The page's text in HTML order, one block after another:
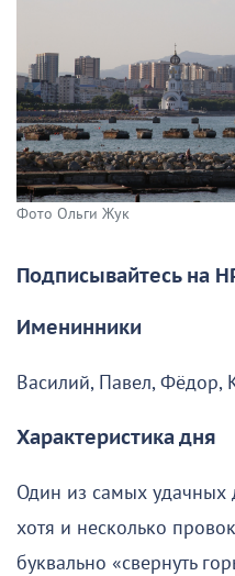
Фото Ольги Жук
Подписывайтесь на
Именинники
Василий, Павел, Фёдор,
Характеристика дня
Один из самых удачных
хотя и несколько
буквально «свернуть